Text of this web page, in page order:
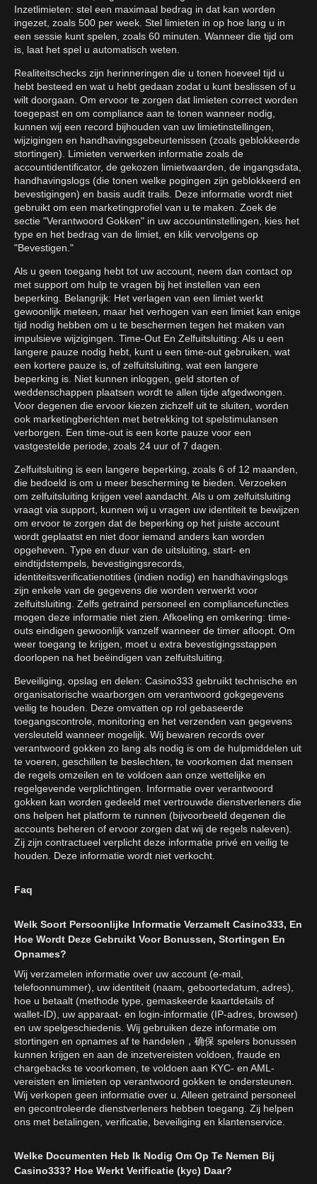
Inzetlimieten: stel een maximaal bedrag in dat kan worden
ingezet, zoals 500 per week. Stel limieten in op hoe lang u in
een sessie kunt spelen, zoals 60 minuten. Wanneer die tijd om
is, laat het spel u automatisch weten.
Realiteitschecks zijn herinneringen die u tonen hoeveel tijd u
hebt besteed en wat u hebt gedaan zodat u kunt beslissen of u
wilt doorgaan. Om ervoor te zorgen dat limieten correct worden
toegepast en om compliance aan te tonen wanneer nodig,
kunnen wij een record bijhouden van uw limietinstellingen,
wijzigingen en handhavingsgebeurtenissen (zoals geblokkeerde
stortingen). Limieten verwerken informatie zoals de
accountidentificator, de gekozen limietwaarden, de ingangsdata,
handhavingslogs (die tonen welke pogingen zijn geblokkeerd en
bevestigingen) en basis audit trails. Deze informatie wordt niet
gebruikt om een marketingprofiel van u te maken. Zoek de
sectie "Verantwoord Gokken" in uw accountinstellingen, kies het
type en het bedrag van de limiet, en klik vervolgens op
"Bevestigen."
Als u geen toegang hebt tot uw account, neem dan contact op
met support om hulp te vragen bij het instellen van een
beperking. Belangrijk: Het verlagen van een limiet werkt
gewoonlijk meteen, maar het verhogen van een limiet kan enige
tijd nodig hebben om u te beschermen tegen het maken van
impulsieve wijzigingen. Time-Out En Zelfuitsluiting: Als u een
langere pauze nodig hebt, kunt u een time-out gebruiken, wat
een kortere pauze is, of zelfuitsluiting, wat een langere
beperking is. Niet kunnen inloggen, geld storten of
weddenschappen plaatsen wordt te allen tijde afgedwongen.
Voor degenen die ervoor kiezen zichzelf uit te sluiten, worden
ook marketingberichten met betrekking tot spelstimulansen
verborgen. Een time-out is een korte pauze voor een
vastgestelde periode, zoals 24 uur of 7 dagen.
Zelfuitsluiting is een langere beperking, zoals 6 of 12 maanden,
die bedoeld is om u meer bescherming te bieden. Verzoeken
om zelfuitsluiting krijgen veel aandacht. Als u om zelfuitsluiting
vraagt via support, kunnen wij u vragen uw identiteit te bewijzen
om ervoor te zorgen dat de beperking op het juiste account
wordt geplaatst en niet door iemand anders kan worden
opgeheven. Type en duur van de uitsluiting, start- en
eindtijdstempels, bevestigingsrecords,
identiteitsverificatienotities (indien nodig) en handhavingslogs
zijn enkele van de gegevens die worden verwerkt voor
zelfuitsluiting. Zelfs getraind personeel en compliancefuncties
mogen deze informatie niet zien. Afkoeling en omkering: time-
outs eindigen gewoonlijk vanzelf wanneer de timer afloopt. Om
weer toegang te krijgen, moet u extra bevestigingsstappen
doorlopen na het beëindigen van zelfuitsluiting.
Beveiliging, opslag en delen: Casino333 gebruikt technische en
organisatorische waarborgen om verantwoord gokgegevens
veilig te houden. Deze omvatten op rol gebaseerde
toegangscontrole, monitoring en het verzenden van gegevens
versleuteld wanneer mogelijk. Wij bewaren records over
verantwoord gokken zo lang als nodig is om de hulpmiddelen uit
te voeren, geschillen te beslechten, te voorkomen dat mensen
de regels omzeilen en te voldoen aan onze wettelijke en
regelgevende verplichtingen. Informatie over verantwoord
gokken kan worden gedeeld met vertrouwde dienstverleners die
ons helpen het platform te runnen (bijvoorbeeld degenen die
accounts beheren of ervoor zorgen dat wij de regels naleven).
Zij zijn contractueel verplicht deze informatie privé en veilig te
houden. Deze informatie wordt niet verkocht.
Faq
Welk Soort Persoonlijke Informatie Verzamelt Casino333, En
Hoe Wordt Deze Gebruikt Voor Bonussen, Stortingen En
Opnames?
Wij verzamelen informatie over uw account (e-mail,
telefoonnummer), uw identiteit (naam, geboortedatum, adres),
hoe u betaalt (methode type, gemaskeerde kaartdetails of
wallet-ID), uw apparaat- en login-informatie (IP-adres, browser)
en uw spelgeschiedenis. Wij gebruiken deze informatie om
stortingen en opnames af te handelen，确保 spelers bonussen
kunnen krijgen en aan de inzetvereisten voldoen, fraude en
chargebacks te voorkomen, te voldoen aan KYC- en AML-
vereisten en limieten op verantwoord gokken te ondersteunen.
Wij verkopen geen informatie over u. Alleen getraind personeel
en gecontroleerde dienstverleners hebben toegang. Zij helpen
ons met betalingen, verificatie, beveiliging en klantenservice.
Welke Documenten Heb Ik Nodig Om Op Te Nemen Bij
Casino333? Hoe Werkt Verificatie (kyc) Daar?